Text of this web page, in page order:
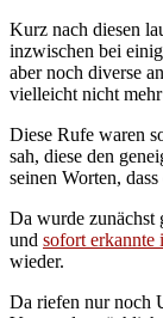
Kurz nach diesen
inzwischen bei
aber noch diverse
vielleicht nicht
Diese Rufe waren
sah, diese den
seinen Worten,
Da wurde zunächst
und sofort erkannte
wieder.
Da riefen nur noch